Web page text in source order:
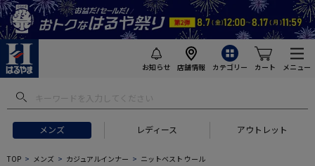
お知らせ 店舗情報 カテゴリー カート メニュー
メンズ レディース アウトレット
フトにおすすめ #セットアップ スーツ
TOP メンズ カジュアルインナー ニットベスト ウール